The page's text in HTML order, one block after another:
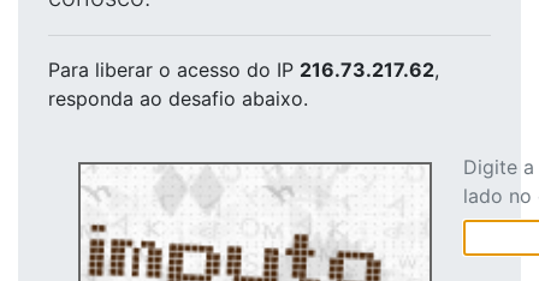
Para liberar o acesso do IP 216.73.217.62,
responda ao desafio abaixo.
Digite
lado no